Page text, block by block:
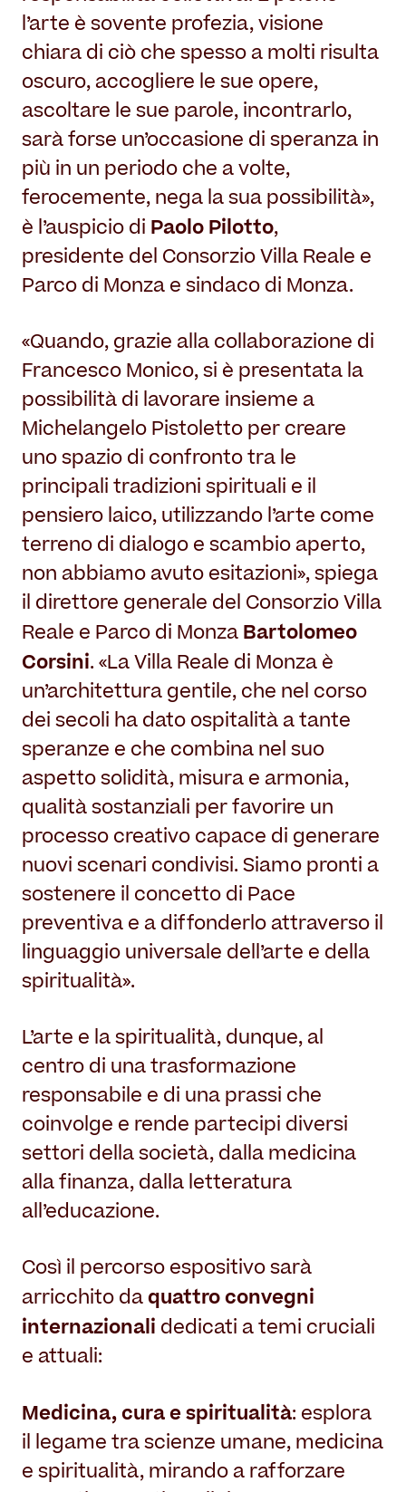
l’arte è sovente profezia, visione
chiara di ciò che spesso a molti risulta
oscuro, accogliere le sue opere,
ascoltare le sue parole, incontrarlo,
sarà forse un’occasione di speranza in
più in un periodo che a volte,
ferocemente, nega la sua possibilità»,
è l’auspicio di Paolo Pilotto,
presidente del Consorzio Villa Reale e
Parco di Monza e sindaco di Monza.
«Quando, grazie alla collaborazione di
Francesco Monico, si è presentata la
possibilità di lavorare insieme a
Michelangelo Pistoletto per creare
uno spazio di confronto tra le
principali tradizioni spirituali e il
pensiero laico, utilizzando l’arte come
terreno di dialogo e scambio aperto,
non abbiamo avuto esitazioni», spiega
il direttore generale del Consorzio Villa
Reale e Parco di Monza Bartolomeo
Corsini. «La Villa Reale di Monza è
un’architettura gentile, che nel corso
dei secoli ha dato ospitalità a tante
speranze e che combina nel suo
aspetto solidità, misura e armonia,
qualità sostanziali per favorire un
processo creativo capace di generare
nuovi scenari condivisi. Siamo pronti a
sostenere il concetto di Pace
preventiva e a diffonderlo attraverso il
linguaggio universale dell’arte e della
spiritualità».
L’arte e la spiritualità, dunque, al
centro di una trasformazione
responsabile e di una prassi che
coinvolge e rende partecipi diversi
settori della società, dalla medicina
alla finanza, dalla letteratura
all’educazione.
Così il percorso espositivo sarà
arricchito da quattro convegni
internazionali dedicati a temi cruciali
e attuali:
Medicina, cura e spiritualità: esplora
il legame tra scienze umane, medicina
e spiritualità, mirando a rafforzare